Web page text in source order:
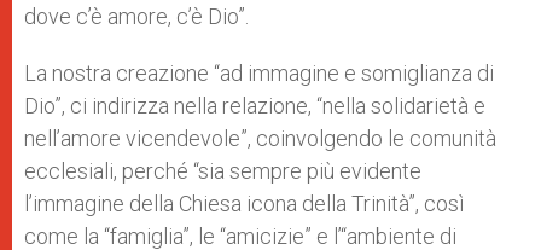
dove c’è amore, c’è Dio”.
La nostra creazione “ad immagine e somiglianza di
Dio”, ci indirizza nella relazione, “nella solidarietà e
nell’amore vicendevole”, coinvolgendo le comunità
ecclesiali, perché “sia sempre più evidente
l’immagine della Chiesa icona della Trinità”, così
come la “famiglia”, le “amicizie” e l’“ambiente di